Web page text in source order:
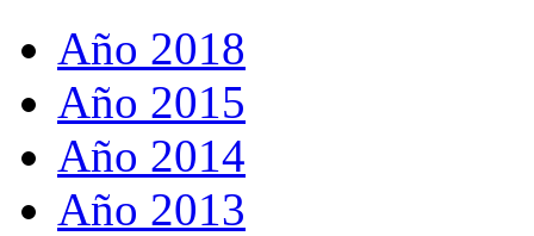
Año 2018
Año 2015
Año 2014
Año 2013